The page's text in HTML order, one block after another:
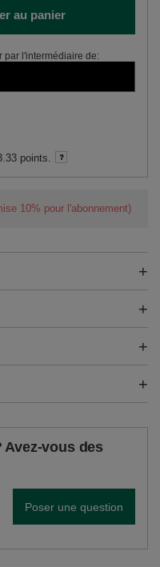
10% pour l'abonnement)
au panier
par l'intermédiaire de:
points.
vous des
Poser une question